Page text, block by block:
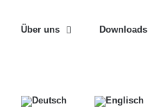
Über uns Downloads